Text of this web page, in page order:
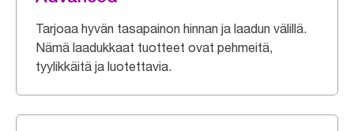
Tarjoaa hyvän tasapainon hinnan ja laadun välillä.
Nämä laadukkaat tuotteet ovat pehmeitä,
tyylikkäitä ja luotettavia.